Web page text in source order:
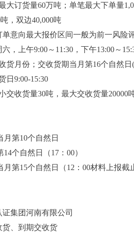
大订货量60万吨；单笔最大下单量
，双边40,000吨
单意向最大报价区间一般为前一风险
六，上午9:00～11:30，下午13:00～
货月份；交收货期当月第16个自然日
日9:00-15:30
交收货量30吨，最大交收货量20000
月第10个自然日
个自然日（17：00）
月第15个自然日（12：00材料上报截
集团河南有限公司
货、到期交收货